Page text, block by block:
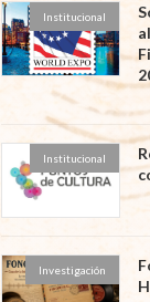
Institucional
Institucional
Investigación